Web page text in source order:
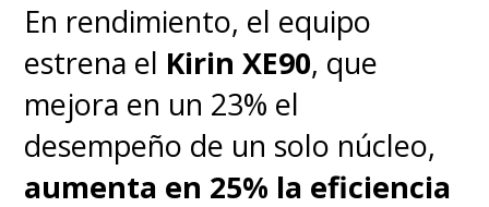
En rendimiento, el equipo
estrena el Kirin XE90, que
mejora en un 23% el
desempeño de un solo núcleo,
aumenta en 25% la eficiencia